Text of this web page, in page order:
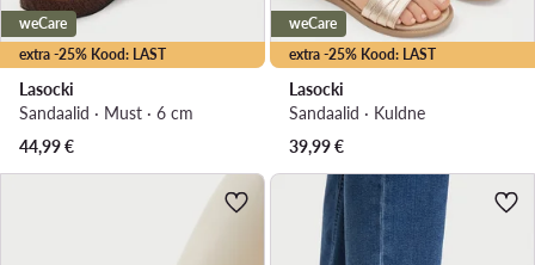
extra -25% Kood: LAST
weCare
Lasocki
Sandaalid · Must · 6 cm
44,99€
extra -25% Kood: LAST
weCare
Lasocki
Sandaalid · Kuldne
39,99€